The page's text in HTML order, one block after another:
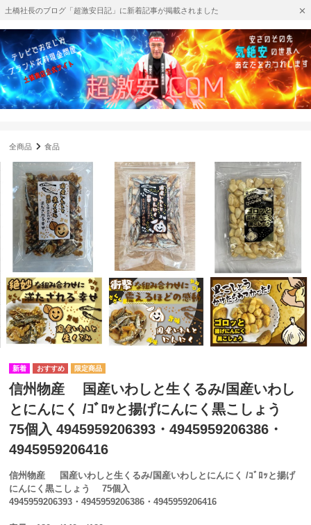
土橋社長のブログ「超激安日記」に新着記事が掲載されました
全商品 食品
信州物産 国産いわしと生くるみ/国産いわし
とにんにく /ｺﾞﾛｯと揚げにんにく黒こしょう
75個入 4945959206393・4945959206386・
4945959206416
信州物産 国産いわしと生くるみ/国産いわしとにんにく /ｺﾞﾛｯと揚げ
にんにく黒こしょう 75個入
4945959206393・4945959206386・4945959206416